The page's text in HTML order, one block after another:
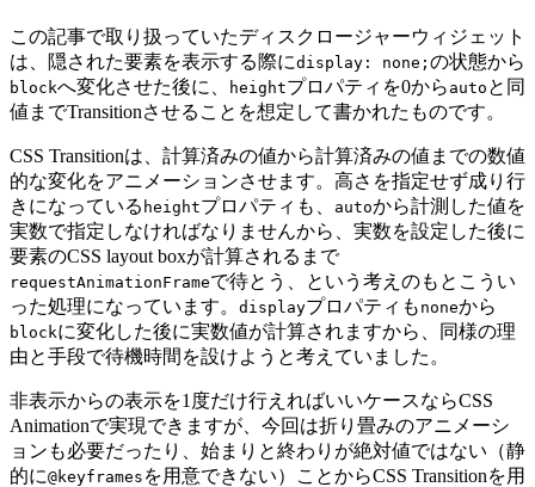
この記事で取り扱っていたディスクロージャーウィジェット
は、隠された要素を表示する際にdisplay: none; の状態から
blockへ変化させた後に、 heightプロパティを0から auto と同
値までTransitionさせることを想定して書かれたものです。
CSS Transitionは、計算済みの値から計算済みの値までの数値
的な変化をアニメーションさせます。高さを指定せず成り行
きになっている heightプロパティも、 autoから計測した値を
実数で指定しなければなりませんから、実数を設定した後に
要素のCSS layout boxが計算されるまで
requestAnimationFrameで待とう、という考えのもとこうい
った処理になっています。 displayプロパティも noneから
blockに変化した後に実数値が計算されますから、同様の理
由と手段で待機時間を設けようと考えていました。
非表示からの表示を1度だけ行えればいいケースならCSS
Animationで実現できますが、今回は折り畳みのアニメーシ
ョンも必要だったり、始まりと終わりが絶対値ではない（静
的に@keyframes を用意できない）ことからCSS Transitionを用